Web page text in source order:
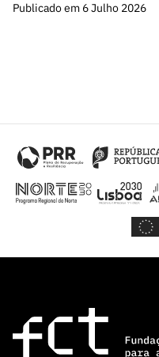
Publicado em 6 Julho 2026